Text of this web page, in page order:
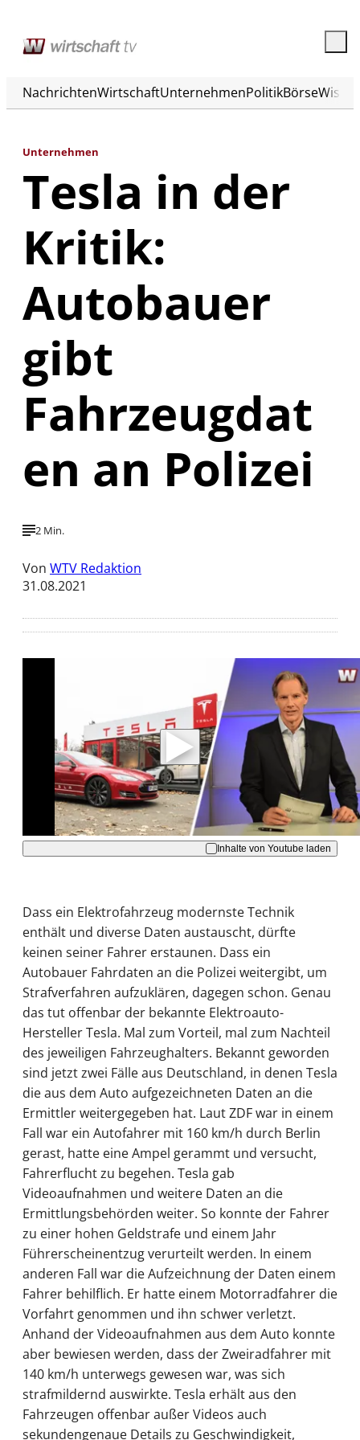
NachrichtenWirtschaftUnternehmenPolitikBörse
Unternehmen
Tesla in der
Kritik:
Autobauer
gibt
Fahrzeugdat
en an Polizei
2 Min.
Von WTV Redaktion
31.08.2021
Mit der Wiedergabe dieses Videos werden
Daten an Youtube übertragen.
Hinweise dazu erhalten Sie in derDatenschutzerklärung
Akzeptieren
Inhalte von Youtube laden
Dass ein Elektrofahrzeug modernste Technik
enthält und diverse Daten austauscht, dürfte
keinen seiner Fahrer erstaunen. Dass ein
Autobauer Fahrdaten an die Polizei weitergibt, um
Strafverfahren aufzuklären, dagegen schon. Genau
das tut offenbar der bekannte Elektroauto-
Hersteller Tesla. Mal zum Vorteil, mal zum Nachteil
des jeweiligen Fahrzeughalters. Bekannt geworden
sind jetzt zwei Fälle aus Deutschland, in denen Tesla
die aus dem Auto aufgezeichneten Daten an die
Ermittler weitergegeben hat. Laut ZDF war in einem
Fall war ein Autofahrer mit 160 km/h durch Berlin
gerast, hatte eine Ampel gerammt und versucht,
Fahrerflucht zu begehen. Tesla gab
Videoaufnahmen und weitere Daten an die
Ermittlungsbehörden weiter. So konnte der Fahrer
zu einer hohen Geldstrafe und einem Jahr
Führerscheinentzug verurteilt werden. In einem
anderen Fall war die Aufzeichnung der Daten einem
Fahrer behilflich. Er hatte einem Motorradfahrer die
Vorfahrt genommen und ihn schwer verletzt.
Anhand der Videoaufnahmen aus dem Auto konnte
aber bewiesen werden, dass der Zweiradfahrer mit
140 km/h unterwegs gewesen war, was sich
strafmildernd auswirkte. Tesla erhält aus den
Fahrzeugen offenbar außer Videos auch
sekundengenaue Details zu Geschwindigkeit,